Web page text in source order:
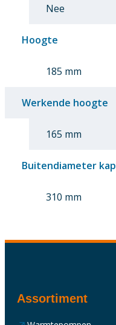
Nee
Hoogte
185 mm
Werkende hoogte
165 mm
Buitendiameter kap
310 mm
Assortiment